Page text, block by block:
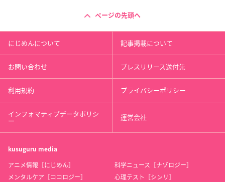
ページの先頭へ
にじめんについて 記事掲載について
お問い合わせ プレスリリース送付先
利用規約 プライバシーポリシー
インフォマティブデータポリシ
ー 運営会社
kusuguru media
アニメ情報［にじめん］
科学ニュース［ナゾロジー］
メンタルケア［ココロジー］
心理テスト［シンリ］